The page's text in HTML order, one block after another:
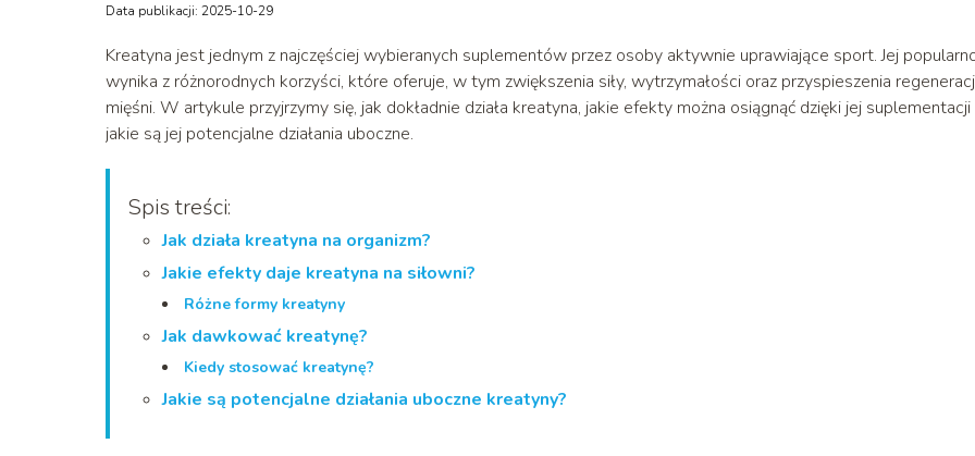
Data publikacji: 2025-10-29
Kreatyna jest jednym z najczęściej wybieranych suplementów przez osoby aktywnie uprawiające sport. Jej
wynika z różnorodnych korzyści, które oferuje, w tym zwiększenia siły, wytrzymałości oraz przyspieszenia
mięśni. W artykule przyjrzymy się, jak dokładnie działa kreatyna, jakie efekty można osiągnąć dzięki jej suplementacji
jakie są jej potencjalne działania uboczne.
Spis treści:
Jak działa kreatyna na organizm?
Jakie efekty daje kreatyna na siłowni?
Różne formy kreatyny
Jak dawkować kreatynę?
Kiedy stosować kreatynę?
Jakie są potencjalne działania uboczne kreatyny?